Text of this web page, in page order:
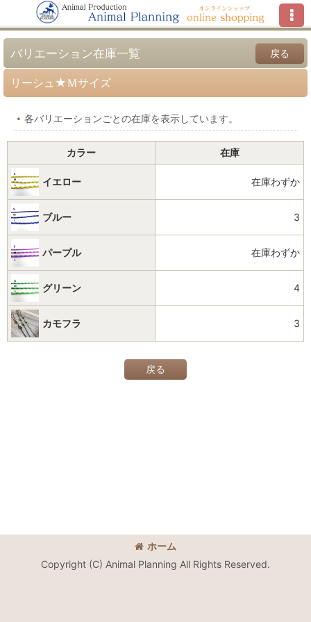
バリエーション在庫一覧 戻る
リーシュ★Ｍサイズ
各バリエーションごとの在庫を表示しています。
カラー 在庫
イエロー 在庫わずか
ブルー 3
パープル 在庫わずか
グリーン 4
カモフラ 3
戻る
ホーム
Copyright (C) Animal Planning All Rights Reserved.